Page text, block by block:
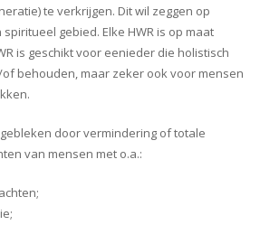
te verkrijgen. Dit wil zeggen op
gebied. Elke HWR is op maat
is geschikt voor eenieder die holistisch
behouden, maar zeker ook voor mensen
door vermindering of totale
van mensen met o.a.: